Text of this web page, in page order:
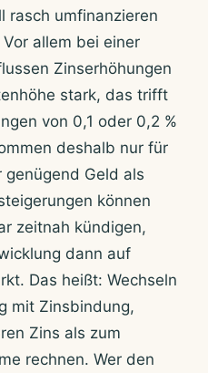
rasch umfinanzieren
allem bei einer
Zinserhöhungen
stark, das trifft
von 0,1 oder 0,2 %
deshalb nur für
Geld als
können
zeitnah kündigen,
dann auf
Das heißt: Wechseln
mit Zinsbindung,
Zins als zum
rechnen. Wer den